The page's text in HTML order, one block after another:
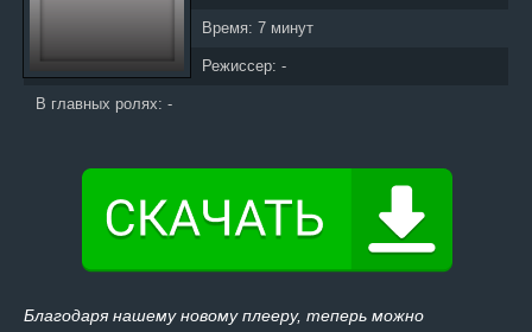
Время: 7 минут
Режиссер: -
В главных ролях: -
Благодаря нашему новому плееру, теперь можно